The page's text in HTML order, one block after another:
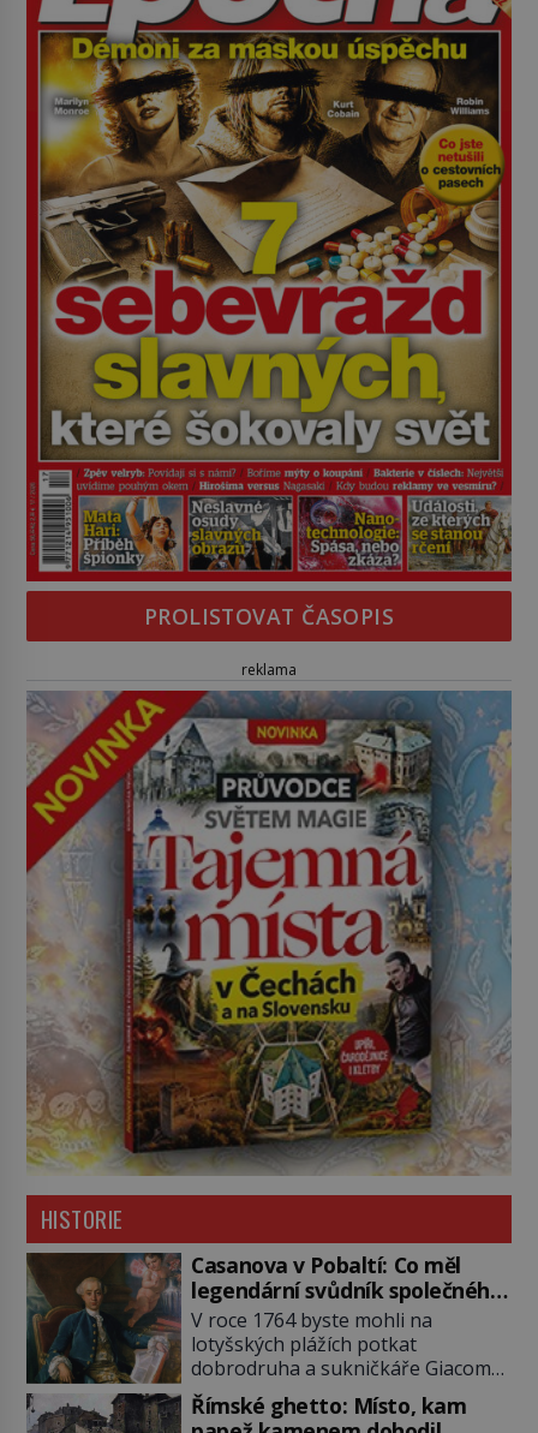
PROLISTOVAT ČASOPIS
reklama
HISTORIE
Casanova v Pobaltí: Co měl
legendární svůdník společného
se svobodnými zednáři?
V roce 1764 byste mohli na
lotyšských plážích potkat
dobrodruha a sukničkáře Giacoma
Casanovu. Jeho cesta k Baltskému
moři však nebyla turistickým
Římské ghetto: Místo, kam